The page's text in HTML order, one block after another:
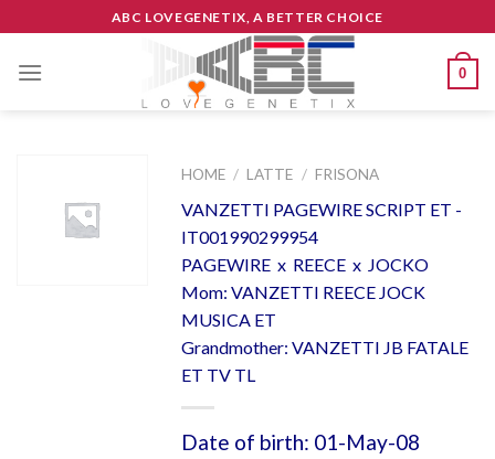
to
content
ABC LOVEGENETIX, A BETTER CHOICE
0
HOME / LATTE / FRISONA
VANZETTI PAGEWIRE SCRIPT ET -
IT001990299954
PAGEWIRE x REECE x JOCKO
Mom: VANZETTI REECE JOCK
MUSICA ET
Grandmother: VANZETTI JB FATALE
ET TV TL
Date of birth: 01-May-08